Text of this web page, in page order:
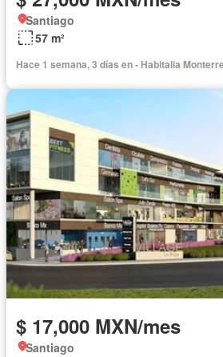
Santiago
57 m²
Hace 1 semana, 3 días en - Habitalia
$ 17,000 MXN/mes
Santiago